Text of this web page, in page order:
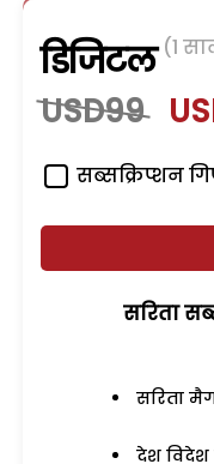
डिजिटल (1
USD99
सब्सक्रिप्शन
सरिता
सरिता
देश विदेश